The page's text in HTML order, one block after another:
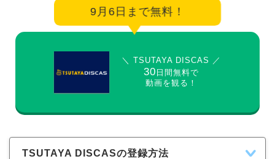
9月6日まで無料！
＼ TSUTAYA DISCAS ／
30 日間無料で
動画を観る！
TSUTAYA DISCASの登録方法